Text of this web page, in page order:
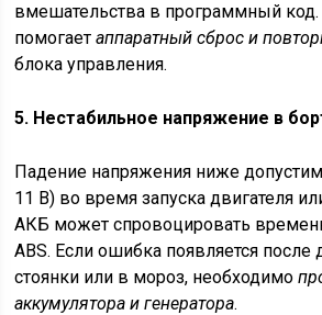
вмешательства в программный код.
помогаетаппаратный сброс и
блока управления.
5. Нестабильное напряжение в
Падение напряжения ниже
11 В) во время запуска двигателя
АКБ может спровоцировать
ABS. Если ошибка появляется после
стоянки или в мороз, необходимо
аккумулятора и генератора.